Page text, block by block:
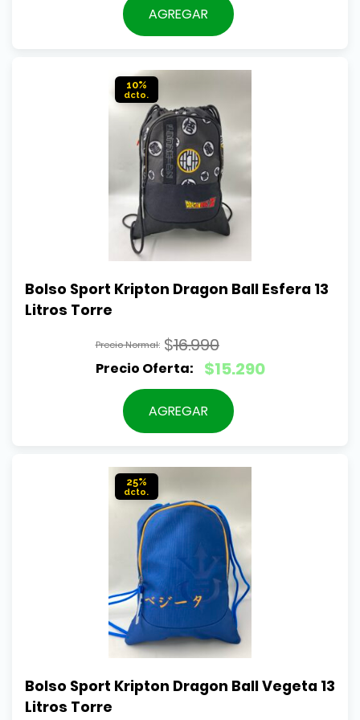
original
precio
actual
$15.290.
AGREGAR
10%
Bolso Sport Kripton Dragon Ball Esfera 13
Litros Torre
$16.990
El
precio
original
$15.290
El
precio
actual
$15.290.
AGREGAR
25%
Bolso Sport Kripton Dragon Ball Vegeta 13
Litros Torre